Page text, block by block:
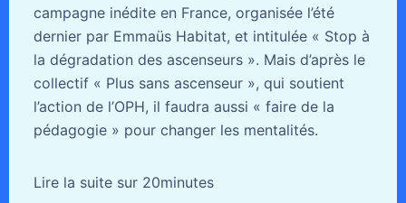
campagne inédite en France, organisée l’été
dernier par Emmaüs Habitat, et intitulée « Stop à
la dégradation des ascenseurs ». Mais d’après le
collectif « Plus sans ascenseur », qui soutient
l’action de l’OPH, il faudra aussi « faire de la
pédagogie » pour changer les mentalités.
Lire la suite sur 20minutes